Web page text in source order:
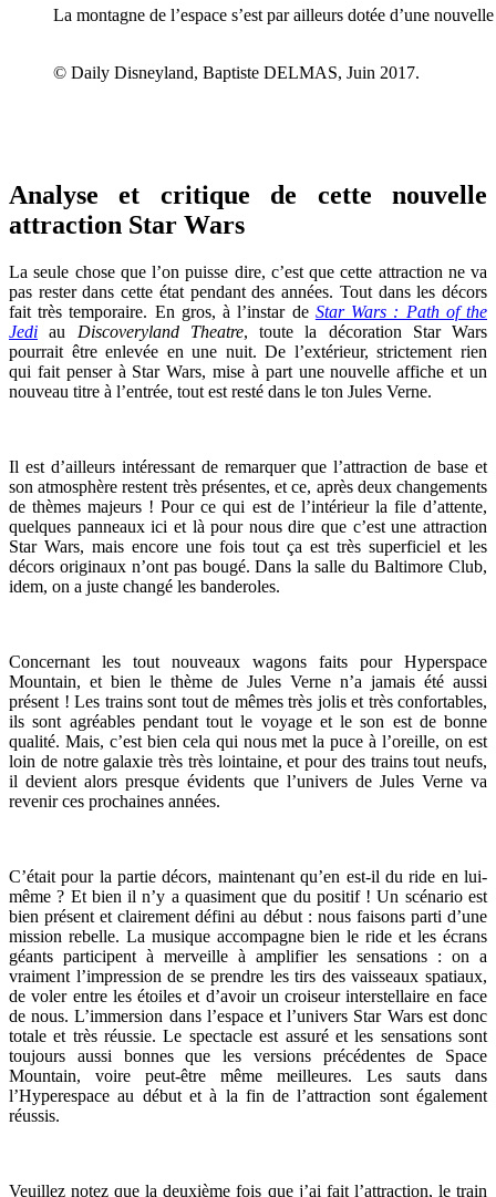
La montagne de l’espace s’est par ailleurs dotée d’une
© Daily Disneyland, Baptiste DELMAS, Juin 2017.
Analyse et critique de cette nouvelle
attraction Star Wars
La seule chose que l’on puisse dire, c’est que cette attraction ne va
pas rester dans cette état pendant des années. Tout dans les décors
fait très temporaire. En gros, à l’instar de Star Wars : Path of the
Jedi au Discoveryland Theatre, toute la décoration Star Wars
pourrait être enlevée en une nuit. De l’extérieur, strictement rien
qui fait penser à Star Wars, mise à part une nouvelle affiche et un
nouveau titre à l’entrée, tout est resté dans le ton Jules Verne.
Il est d’ailleurs intéressant de remarquer que l’attraction de base et
son atmosphère restent très présentes, et ce, après deux changements
de thèmes majeurs ! Pour ce qui est de l’intérieur la file d’attente,
quelques panneaux ici et là pour nous dire que c’est une attraction
Star Wars, mais encore une fois tout ça est très superficiel et les
décors originaux n’ont pas bougé. Dans la salle du Baltimore Club,
idem, on a juste changé les banderoles.
Concernant les tout nouveaux wagons faits pour Hyperspace
Mountain, et bien le thème de Jules Verne n’a jamais été aussi
présent ! Les trains sont tout de mêmes très jolis et très confortables,
ils sont agréables pendant tout le voyage et le son est de bonne
qualité. Mais, c’est bien cela qui nous met la puce à l’oreille, on est
loin de notre galaxie très très lointaine, et pour des trains tout neufs,
il devient alors presque évidents que l’univers de Jules Verne va
revenir ces prochaines années.
C’était pour la partie décors, maintenant qu’en est-il du ride en lui-
même ? Et bien il n’y a quasiment que du positif ! Un scénario est
bien présent et clairement défini au début : nous faisons parti d’une
mission rebelle. La musique accompagne bien le ride et les écrans
géants participent à merveille à amplifier les sensations : on a
vraiment l’impression de se prendre les tirs des vaisseaux spatiaux,
de voler entre les étoiles et d’avoir un croiseur interstellaire en face
de nous. L’immersion dans l’espace et l’univers Star Wars est donc
totale et très réussie. Le spectacle est assuré et les sensations sont
toujours aussi bonnes que les versions précédentes de Space
Mountain, voire peut-être même meilleures. Les sauts dans
l’Hyperespace au début et à la fin de l’attraction sont également
réussis.
Veuillez notez que la deuxième fois que j’ai fait l’attraction, le train